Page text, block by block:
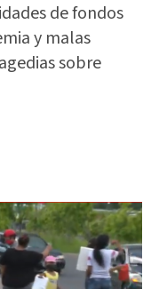
de fondos
y malas
sobre